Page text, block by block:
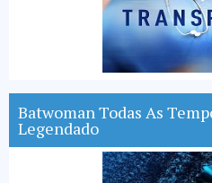
Batwoman Todas As
Legendado